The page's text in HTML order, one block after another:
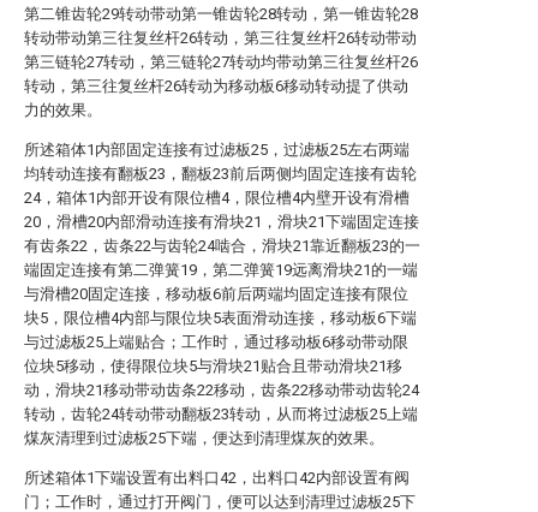
第二锥齿轮29转动带动第一锥齿轮28转动，第一锥齿轮28
转动带动第三往复丝杆26转动，第三往复丝杆26转动带动
第三链轮27转动，第三链轮27转动均带动第三往复丝杆26
转动，第三往复丝杆26转动为移动板6移动转动提了供动
力的效果。
所述箱体1内部固定连接有过滤板25，过滤板25左右两端
均转动连接有翻板23，翻板23前后两侧均固定连接有齿轮
24，箱体1内部开设有限位槽4，限位槽4内壁开设有滑槽
20，滑槽20内部滑动连接有滑块21，滑块21下端固定连接
有齿条22，齿条22与齿轮24啮合，滑块21靠近翻板23的一
端固定连接有第二弹簧19，第二弹簧19远离滑块21的一端
与滑槽20固定连接，移动板6前后两端均固定连接有限位
块5，限位槽4内部与限位块5表面滑动连接，移动板6下端
与过滤板25上端贴合；工作时，通过移动板6移动带动限
位块5移动，使得限位块5与滑块21贴合且带动滑块21移
动，滑块21移动带动齿条22移动，齿条22移动带动齿轮24
转动，齿轮24转动带动翻板23转动，从而将过滤板25上端
煤灰清理到过滤板25下端，便达到清理煤灰的效果。
所述箱体1下端设置有出料口42，出料口42内部设置有阀
门；工作时，通过打开阀门，便可以达到清理过滤板25下